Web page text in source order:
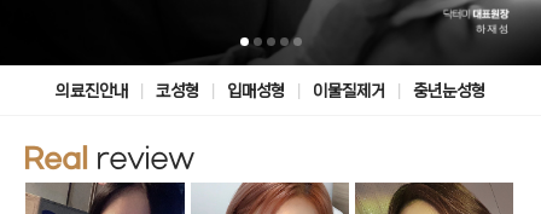
의료진안내 코성형 입매성형 이물질제거 중년눈성형
Real review